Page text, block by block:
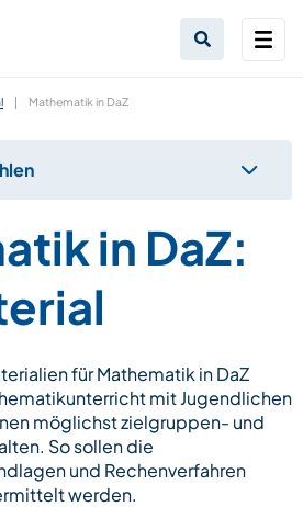
| Mathematik in DaZ
in DaZ:
für Mathematik in DaZ
mit Jugendlichen
möglichst zielgruppen- und
So sollen die
und Rechenverfahren
werden.